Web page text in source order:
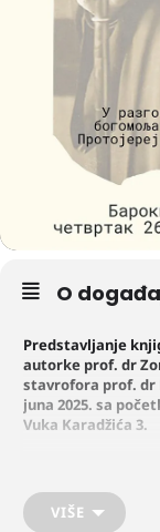
O
Predstavljanje
autorke prof. dr
stavrofora prof. dr
juna 2025. sa
Vuka Karadžića 3.
Otkrijte
i društveno
pružiće dragocene
VIŠE